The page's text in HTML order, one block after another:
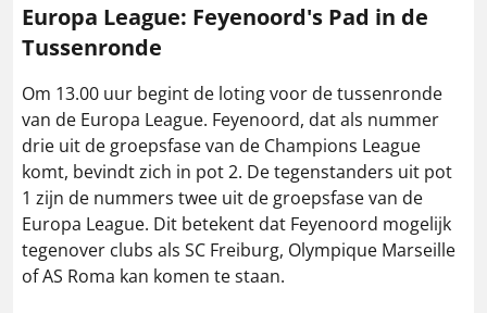
Europa League: Feyenoord's Pad in de
Tussenronde
Om 13.00 uur begint de loting voor de tussenronde
van de Europa League. Feyenoord, dat als nummer
drie uit de groepsfase van de Champions League
komt, bevindt zich in pot 2. De tegenstanders uit pot
1 zijn de nummers twee uit de groepsfase van de
Europa League. Dit betekent dat Feyenoord mogelijk
tegenover clubs als SC Freiburg, Olympique Marseille
of AS Roma kan komen te staan.